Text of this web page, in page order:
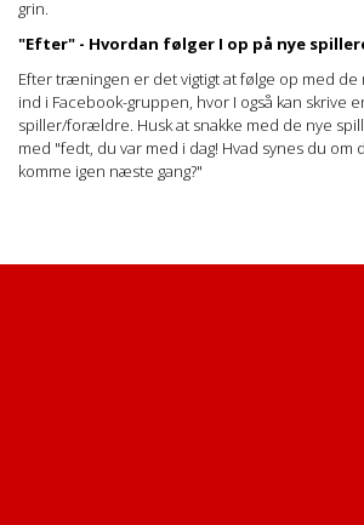
grin.
"Efter" - Hvordan følger I op på nye
Efter træningen er det vigtigt at følge op med de
ind i Facebook-gruppen, hvor I også kan skrive
spiller/forældre. Husk at snakke med de nye
med "fedt, du var med i dag! Hvad synes du om
komme igen næste gang?"